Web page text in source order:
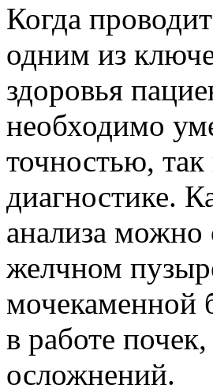
Когда
одним из
здоровья
необходимо
точностью,
диагностике.
анализа можно
желчном
мочекаменной
в работе
осложнений.